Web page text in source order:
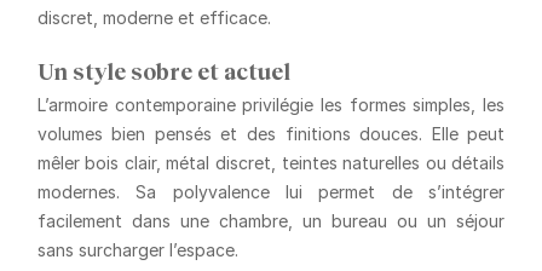
discret, moderne et efficace.
Un style sobre et actuel
L’armoire contemporaine privilégie les formes simples, les
volumes bien pensés et des finitions douces. Elle peut
mêler bois clair, métal discret, teintes naturelles ou détails
modernes. Sa polyvalence lui permet de s’intégrer
facilement dans une chambre, un bureau ou un séjour
sans surcharger l’espace.